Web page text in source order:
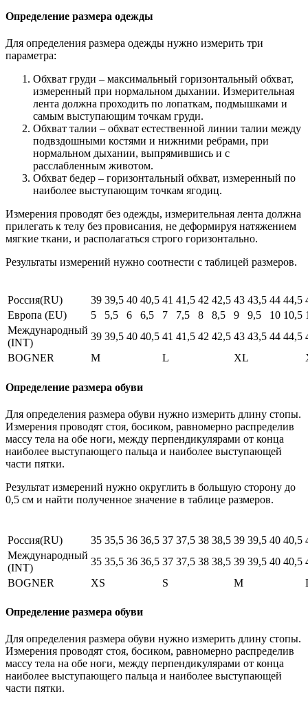
Определение размера одежды
Для определения размера одежды нужно измерить три
параметра:
Обхват груди – максимальный горизонтальный обхват,
измеренный при нормальном дыхании. Измерительная
лента должна проходить по лопаткам, подмышками и
самым выступающим точкам груди.
Обхват талии – обхват естественной линии талии между
подвздошными костями и нижними ребрами, при
нормальном дыхании, выпрямившись и с
расслабленным животом.
Обхват бедер – горизонтальный обхват, измеренный по
наиболее выступающим точкам ягодиц.
Измерения проводят без одежды, измерительная лента должна
прилегать к телу без провисания, не деформируя натяжением
мягкие ткани, и располагаться строго горизонтально.
Результаты измерений нужно соотнести с таблицей размеров.
Россия(RU) 39 39,5 40 40,5 41 41,5 42 42,5 43 43,5 44 44,5
Европа (EU)
5 5,5 6 6,5 7 7,5 8 8,5 9 9,5 10 10,5
Международный
(INT)
39 39,5 40 40,5 41 41,5 42 42,5 43 43,5 44 44,5
BOGNER
M L XL
Определение размера обуви
Для определения размера обуви нужно измерить длину стопы.
Измерения проводят стоя, босиком, равномерно распределив
массу тела на обе ноги, между перпендикулярами от конца
наиболее выступающего пальца и наиболее выступающей
части пятки.
Результат измерений нужно округлить в большую сторону до
0,5 см и найти полученное значение в таблице размеров.
Россия(RU) 35 35,5 36 36,5 37 37,5 38 38,5 39 39,5 40 40,5
Международный
(INT)
35 35,5 36 36,5 37 37,5 38 38,5 39 39,5 40 40,5
BOGNER
XS S M
Определение размера обуви
Для определения размера обуви нужно измерить длину стопы.
Измерения проводят стоя, босиком, равномерно распределив
массу тела на обе ноги, между перпендикулярами от конца
наиболее выступающего пальца и наиболее выступающей
части пятки.